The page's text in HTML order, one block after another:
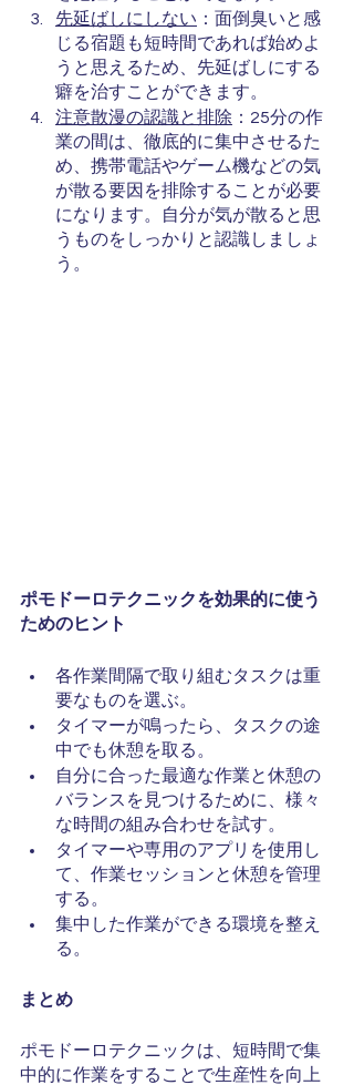
先延ばしにしない ：面倒臭いと感
じる宿題も短時間であれば始めよ
うと思えるため、先延ばしにする
癖を治すことができます。
注意散漫の認識と排除 ：25分の作
業の間は、徹底的に集中させるた
め、携帯電話やゲーム機などの気
が散る要因を排除することが必要
になります。自分が気が散ると思
うものをしっかりと認識しましょ
う。
ポモドーロテクニックを効果的に使う
ためのヒント
各作業間隔で取り組むタスクは重
要なものを選ぶ。
タイマーが鳴ったら、タスクの途
中でも休憩を取る。
自分に合った最適な作業と休憩の
バランスを見つけるために、様々
な時間の組み合わせを試す。
タイマーや専用のアプリを使用し
て、作業セッションと休憩を管理
する。
集中した作業ができる環境を整え
る。
まとめ
ポモドーロテクニックは、短時間で集
中的に作業をすることで生産性を向上